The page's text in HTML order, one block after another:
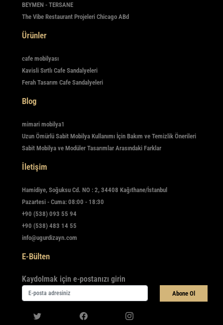
BEYMEN - TERSANE
The Vibe Restaurant Projeleri Chicago ABd
Ürünler
cafe mobilyası
Kavisli Sırtlı Cafe Sandalyeleri
Ferah Tasarım Cafe Sandalyeleri
Blog
mimari mobilya1
Uzun Ömürlü Sabit Mobilya Kullanımı İçin Bakım ve Temizlik Önerileri
Sabit Mobilya ve Modüler Tasarımlar Arasındaki Farklar
İletişim
Hamidiye, Soğuksu Cd. NO : 2, 34408 Kağıthane/İstanbul
Pazartesi - Cuma: 08:00 - 18:30
+90 (538) 093 55 94
+90 (538) 483 14 55
info@ugurdizayn.com
E-Bülten
Kaydolmak için e-postanızı girin
Abone Ol